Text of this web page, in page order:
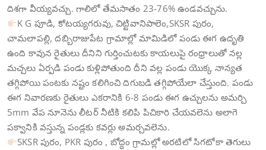
దిశగా వీయ్యవచ్చు. గాలిలో తేమసాతం 23-76% ఉండవచ్చును.
K G పూడి, కోటయ్యగరువు, చిట్టివానిపాలెం,SKSR పురం,
చామలాపల్లి, దబ్బిరాజుపేట గ్రామాల్లో మామిడిలో పండు ఈగ ఉదృతి
ఉంది కావున రైతులు దీనిని గుర్తించుటకు కాయలుపై రంధ్రాలుతో నల్ల
మచ్చలు ఏర్పడి పండు కుళ్లిపోతుంది దీని వల్ల పండు యొక్క నాన్యత
తగ్గిపోయి పంటకు నష్టం కలిగించి దిగుబడి తగ్గిపోయేలా చేస్తుంది. పండు
ఈగ నివారణకు రైతులు ఎకరానికి 6-8 పండు ఈగ ఉచ్చులను అమర్చి
5mm వేప నూనెను లీటర్ నీటికి కలిపి పిచికారి చేయవలెను అలాగె
పక్వానికి వస్తున్న పండ్లకు కవర్లు అమర్చవలెను.
SKSR పురం, PKR పురం , బోద్ధం గ్రామల్లో అరటిలో సిగటోకా తెగులు